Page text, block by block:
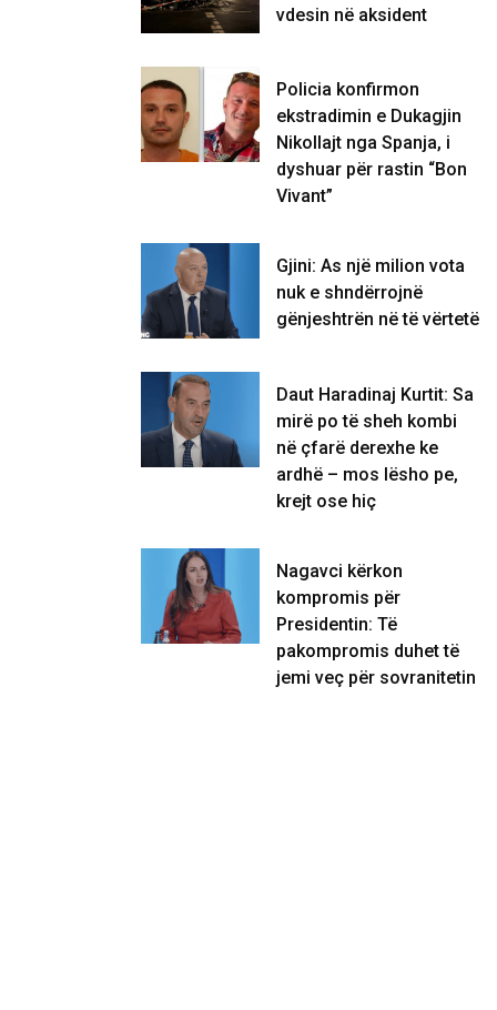
vdesin në aksident
Policia konfirmon
ekstradimin e Dukagjin
Nikollajt nga Spanja, i
dyshuar për rastin “Bon
Vivant”
Gjini: As një milion vota
nuk e shndërrojnë
gënjeshtrën në të vërtetë
Daut Haradinaj Kurtit: Sa
mirë po të sheh kombi
në çfarë derexhe ke
ardhë – mos lësho pe,
krejt ose hiç
Nagavci kërkon
kompromis për
Presidentin: Të
pakompromis duhet të
jemi veç për sovranitetin